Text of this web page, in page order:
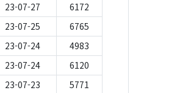
23-07-27
6172
23-07-25
6765
23-07-24
4983
23-07-24
6120
23-07-23
5771